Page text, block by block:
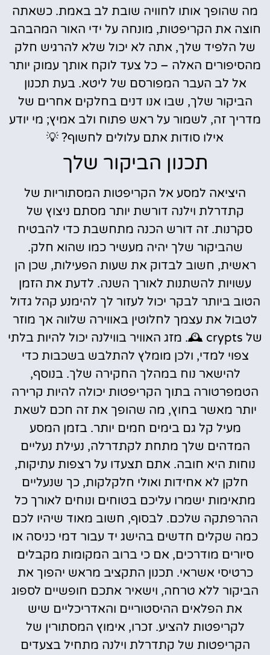
מה שהופך אותו לחוויה שובת לב באמת. כשאתה
חוצה את הקריפטות, מונחה על ידי האור המהבהב
של הלפיד שלך, אתה לא יכול שלא להרגיש חלק
מהסיפורים האלה – כל צעד לוקח אותך עמוק יותר
אל לב העבר המפורסם של ליטא. בעת תכנון
הביקור שלך, שבו אנו דנים בחלקים אחרים של
מדריך זה, לשמור על ראש פתוח ולב אמיץ; מי יודע
אילו סודות אתם עלולים לחשוף? 💡
תכנון הביקור שלך
היציאה למסע אל הקריפטות המסתוריות של
קתדרלת וילנה דורשת יותר מסתם ניצוץ של
סקרנות. זה דורש הכנה מתחשבת כדי להבטיח
שהביקור שלך יהיה מעשיר כמו שהוא חלק.
ראשית, חשוב לבדוק את שעות הפעילות, שכן הן
עשויות להשתנות לאורך השנה. לדעת את הזמן
הטוב ביותר לבקר יכול לעזור לך להימנע קהל גדול
לטבול את עצמך לחלוטין באווירה שלווה אך מוזר
של crypts 🕰️. מזג האוויר בווילנה יכול להיות בלתי
צפוי למדי, ולכן מומלץ להתלבש בשכבות כדי
להישאר נוח במהלך החקירה שלך. בנוסף,
הטמפרטורה בתוך הקריפטות יכולה להיות קרירה
יותר מאשר בחוץ, מה שהופך את זה חכם לשאת
מעיל קל גם בימים חמים יותר. בזמן המסע
המדהים שלך מתחת לקתדרלה, נעילת נעליים
נוחות היא חובה. אתם תצעדו על רצפות עתיקות,
חלקן לא אחידות ואולי חלקלקות, כך שנעליים
מתאימות ישמרו עליכם בטוחים ונוחים לאורך כל
ההרפתקה שלכם. לבסוף, חשוב מאוד שיהיו לכם
כמה שקלים חדשים בהישג יד עבור דמי כניסה או
סיורים מודרכים, אם כי ברוב המקומות מקבלים
כרטיסי אשראי. תכנון התקציב מראש יהפוך את
הביקור ללא טרחה, וישאיר אתכם חופשיים לספוג
את הפלאים ההיסטוריים והאדריכליים שיש
לקריפטות להציע. זכרו, אימוץ המסתורין של
הקריפטות של קתדרלת וילנה מתחיל בצעדים